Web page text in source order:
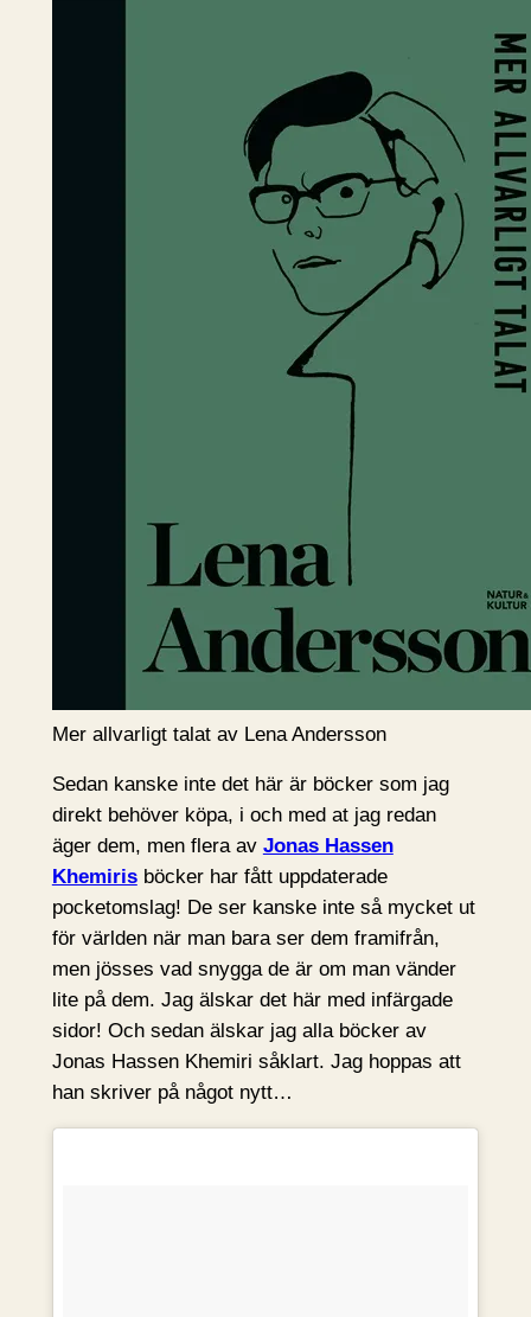
Mer allvarligt talat av Lena Andersson
Sedan kanske inte det här är böcker som jag
direkt behöver köpa, i och med at jag redan
äger dem, men flera av Jonas Hassen
Khemirisböcker har fått uppdaterade
pocketomslag! De ser kanske inte så mycket ut
för världen när man bara ser dem framifrån,
men jösses vad snygga de är om man vänder
lite på dem. Jag älskar det här med infärgade
sidor! Och sedan älskar jag alla böcker av
Jonas Hassen Khemiri såklart. Jag hoppas att
han skriver på något nytt…